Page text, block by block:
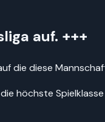
auf. +++
die diese
höchste